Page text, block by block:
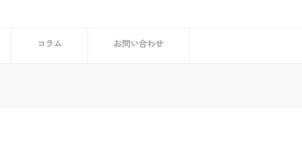
コラム お問い合わせ